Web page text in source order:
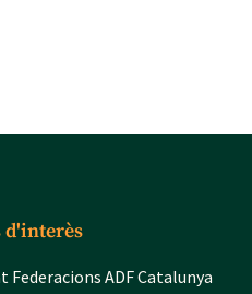
d'interès
Federacions ADF Catalunya